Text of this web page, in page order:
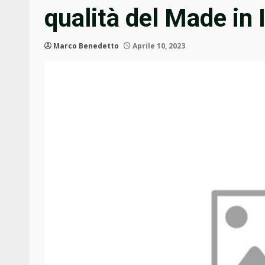
qualità del Made in
Marco Benedetto Aprile 10, 2023